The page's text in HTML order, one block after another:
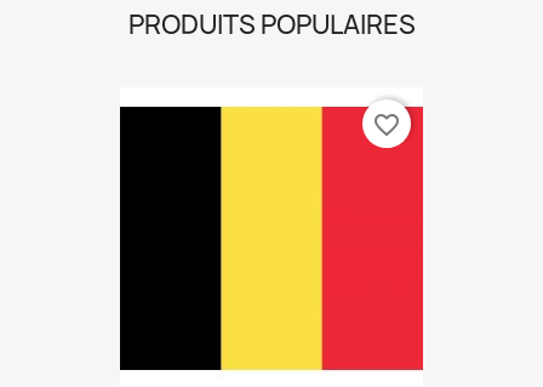
PRODUITS POPULAIRES
favorite_border